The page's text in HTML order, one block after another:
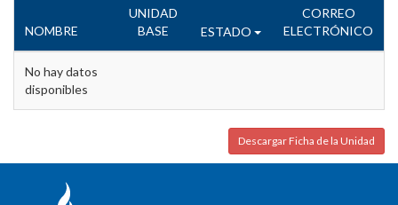
NOMBRE
UNIDAD
BASE
ESTADO
CORREO
ELECTRÓNICO
No hay datos
disponibles
Descargar Ficha de la Unidad